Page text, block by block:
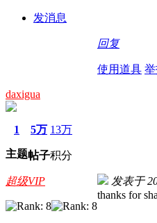
发消息
回复
使用道具
daxigua
1
主题
5万
帖子
13万
积分
超级VIP 发表于
thanks for